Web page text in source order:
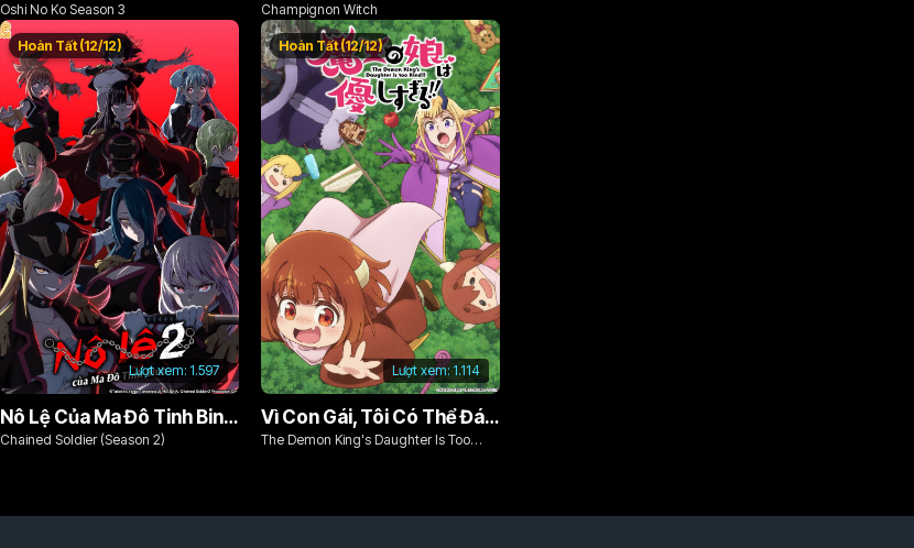
Oshi No Ko Season 3 Champignon Witch
Lượt xem: 1.597
Hoàn Tất (12/12)
Nô Lệ Của Ma Đô Tinh Binh (Phần 2)
Chained Soldier (Season 2)
Lượt xem: 1.114
Hoàn Tất (12/12)
Vì Con Gái, Tôi Có Thể Đánh Bại Cả Ma Vương
The Demon King's Daughter Is Too